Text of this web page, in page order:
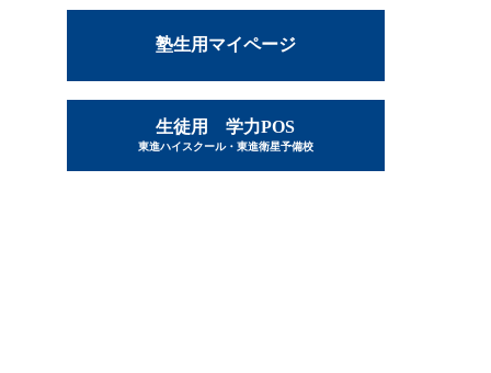
塾生用マイページ
生徒用 学力POS
東進ハイスクール・東進衛星予備校